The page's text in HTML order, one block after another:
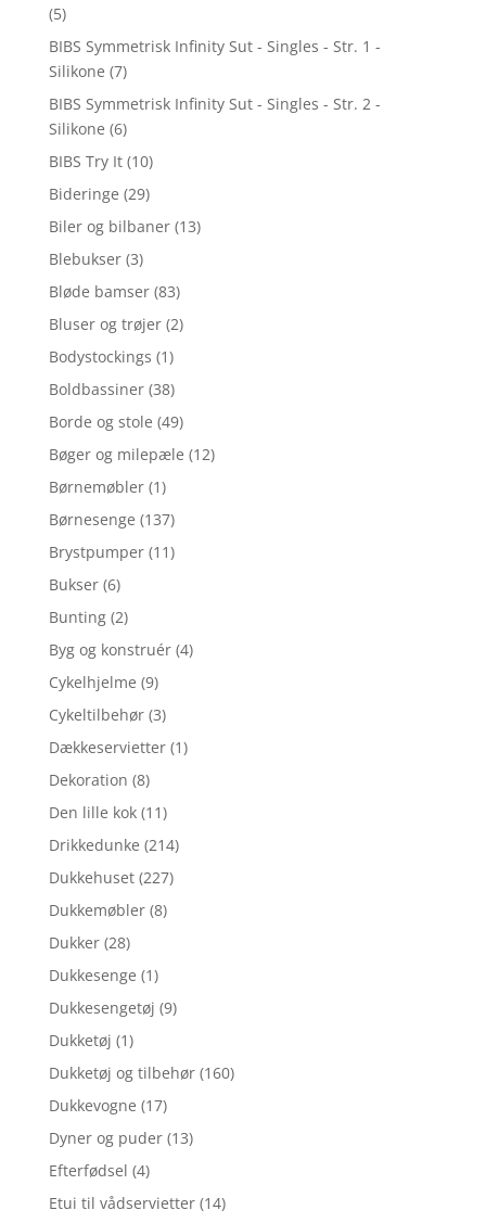
(5)
BIBS Symmetrisk Infinity Sut - Singles - Str. 1 -
Silikone (7)
BIBS Symmetrisk Infinity Sut - Singles - Str. 2 -
Silikone (6)
BIBS Try It (10)
Bideringe (29)
Biler og bilbaner (13)
Blebukser (3)
Bløde bamser (83)
Bluser og trøjer (2)
Bodystockings (1)
Boldbassiner (38)
Borde og stole (49)
Bøger og milepæle (12)
Børnemøbler (1)
Børnesenge (137)
Brystpumper (11)
Bukser (6)
Bunting (2)
Byg og konstruér (4)
Cykelhjelme (9)
Cykeltilbehør (3)
Dækkeservietter (1)
Dekoration (8)
Den lille kok (11)
Drikkedunke (214)
Dukkehuset (227)
Dukkemøbler (8)
Dukker (28)
Dukkesenge (1)
Dukkesengetøj (9)
Dukketøj (1)
Dukketøj og tilbehør (160)
Dukkevogne (17)
Dyner og puder (13)
Efterfødsel (4)
Etui til vådservietter (14)